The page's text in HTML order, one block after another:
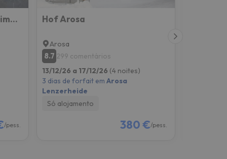
Haus zur Eiche Private 1 Zimmerstudios
/pess.
Hof Arosa
Arosa
8.7 299 comentários
13/12/26 a 17/12/26 (4 noites)
3 dias de forfait emArosa
Lenzerheide
Só alojamento
380 €/pess.